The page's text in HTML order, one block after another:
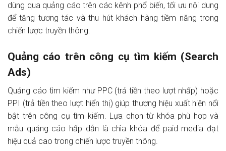
dùng qua quảng cáo trên các kênh phổ biến, tối ưu nội dung
để tăng tương tác và thu hút khách hàng tiềm năng trong
chiến lược truyền thông.
Quảng cáo trên công cụ tìm kiếm (Search
Ads)
Quảng cáo tìm kiếm như PPC (trả tiền theo lượt nhấp) hoặc
PPI (trả tiền theo lượt hiển thị) giúp thương hiệu xuất hiện nổi
bật trên công cụ tìm kiếm. Lựa chọn từ khóa phù hợp và
mẫu quảng cáo hấp dẫn là chìa khóa để paid media đạt
hiệu quả cao trong chiến lược truyền thông.